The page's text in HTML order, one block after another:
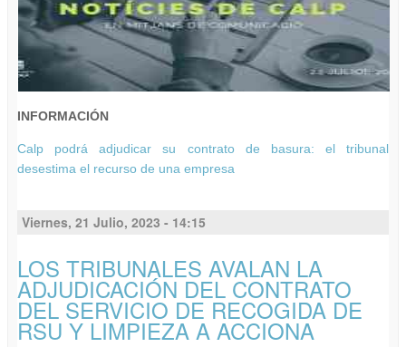
INFORMACIÓN
Calp podrá adjudicar su contrato de basura: el tribunal
desestima el recurso de una empresa
Viernes, 21 Julio, 2023 - 14:15
LOS TRIBUNALES AVALAN LA
ADJUDICACIÓN DEL CONTRATO
DEL SERVICIO DE RECOGIDA DE
RSU Y LIMPIEZA A ACCIONA